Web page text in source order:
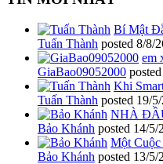
Bí Mật
Tuấn Thành posted 8/8/
em
GiaBao09052000 posted
Khi
Tuấn Thành posted 19/
NHÀ
Bảo Khánh posted 14/5/
Một
Bảo Khánh posted 13/5/